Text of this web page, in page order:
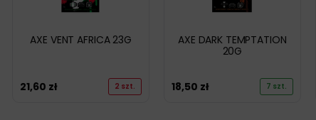
AXE VENT AFRICA 23G
21,60 zł 2 szt.
AXE DARK TEMPTATION
20G
18,50 zł 7 szt.